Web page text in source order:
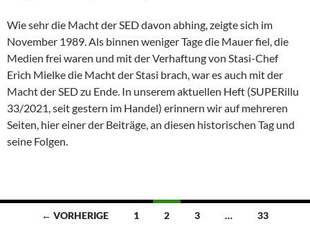
Wie sehr die Macht der SED davon abhing, zeigte sich im
November 1989. Als binnen weniger Tage die Mauer fiel, die
Medien frei waren und mit der Verhaftung von Stasi-Chef
Erich Mielke die Macht der Stasi brach, war es auch mit der
Macht der SED zu Ende. In unserem aktuellen Heft (SUPERillu
33/2021, seit gestern im Handel) erinnern wir auf mehreren
Seiten, hier einer der Beiträge, an diesen historischen Tag und
seine Folgen.
Beitragsnavigation
← VORHERIGE 1 2 3 … 33